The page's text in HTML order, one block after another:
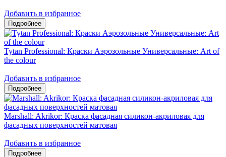
Добавить в избранное
Tytan Professional: Краски Аэрозольные Универсальные: Art of
the colour
Добавить в избранное
Marshall: Akrikor: Краска фасадная силикон-акриловая для
фасадных поверхностей матовая
Добавить в избранное